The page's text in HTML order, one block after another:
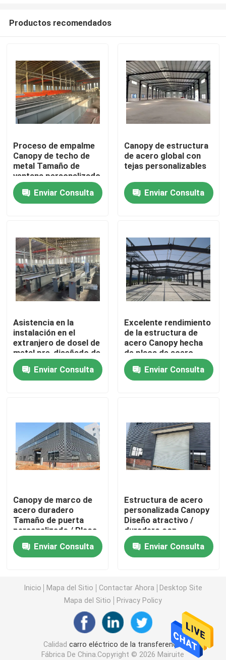
Productos
Vídeos
Sobre nosotros
Viaje de la fábrica
Control de calidad
Éntrenos en contacto con
Pida una cita
Carro de la transferencia del AGV
Carro de la transferencia del carril
Cubo del gancho agarrador
Grúa de elevación del yate
Envase Crane Spreader
Grúa a prueba de explosiones
Toldo de la estructura de acero
Productos recomendados
Proceso de empalme
Canopy de techo de
metal Tamaño de
ventana personalizado
Enviar Consulta
Canopy de estructura
de acero global con
tejas personalizables
Enviar Consulta
Asistencia en la
instalación en el
extranjero de dosel de
metal pre-diseñado de
tamaño de ventana
personalizado
Enviar Consulta
Excelente rendimiento
de la estructura de
acero Canopy hecha
de placa de acero
galvanizado de color
Enviar Consulta
Canopy de marco de
acero duradero
Tamaño de puerta
personalizado / Placa
de acero de color
galvanizadoEnviar Consulta
Estructura de acero
personalizada Canopy
Diseño atractivo /
duradero con
conexión de
soldadurasEnviar Consulta
Inicio Mapa del Sitio Contactar Ahora
Desktop Site
Mapa del Sitio
Privacy Policy
Calidad carro eléctrico de la transferencia
Fábrica De China.Copyright © 2026 Mairuite